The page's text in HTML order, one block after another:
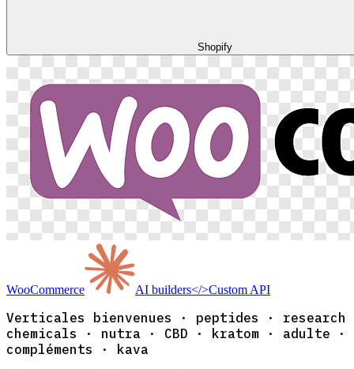
Shopify
WooCommerce AI builders</>Custom API
Verticales bienvenues · peptides · research
chemicals · nutra · CBD · kratom · adulte ·
compléments · kava